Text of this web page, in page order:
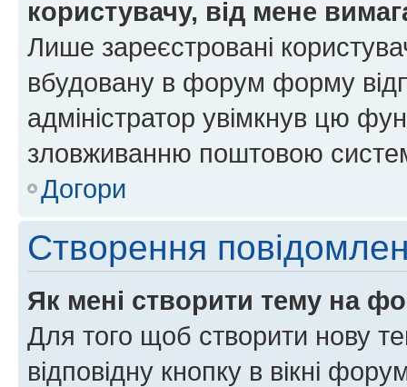
користувачу, від мене
Лише зареєстровані
вбудовану в форум форму
адміністратор увімкнув цю
зловживанню поштовою
Догори
Створення
Як мені створити тему на
Для того щоб створити нову
відповідну кнопку в вікні